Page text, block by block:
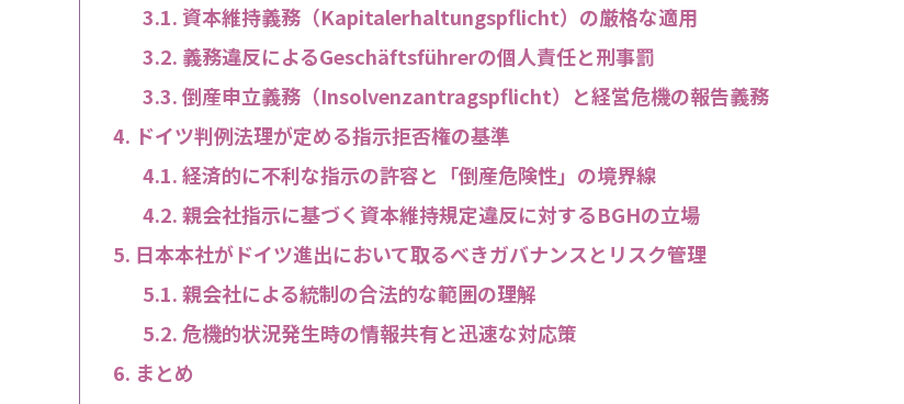
資本維持義務（Kapitalerhaltungspflicht）の厳格な適用
義務違反によるGeschäftsführerの個人責任と刑事罰
倒産申立義務（Insolvenzantragspflicht）と経営危機の報告義務
ドイツ判例法理が定める指示拒否権の基準
経済的に不利な指示の許容と「倒産危険性」の境界線
親会社指示に基づく資本維持規定違反に対するBGHの立場
日本本社がドイツ進出において取るべきガバナンスとリスク管理
親会社による統制の合法的な範囲の理解
危機的状況発生時の情報共有と迅速な対応策
まとめ